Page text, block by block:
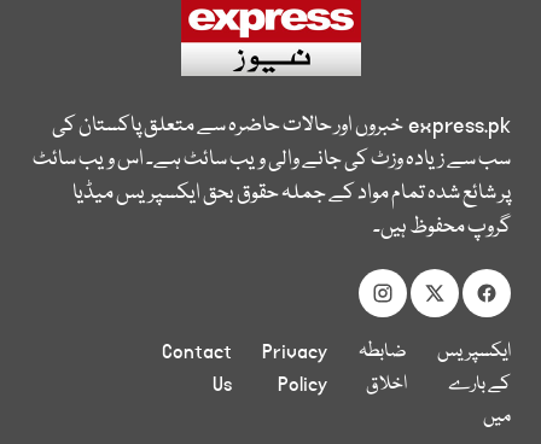
express.pkخبروں اور حالات حاضرہ سے متعلق پاکستان کی
سب سے زیادہ وزٹ کی جانے والی ویب سائٹ ہے۔ اس ویب سائٹ
پر شائع شدہ تمام مواد کے جملہ حقوق بحق ایکسپریس میڈیا
گروپ محفوظ ہیں۔
ایکسپریس
کے بارے
میں
ضابطہ
اخلاق
Privacy
Policy
Contact
Us